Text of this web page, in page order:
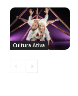
Cultura Ativa